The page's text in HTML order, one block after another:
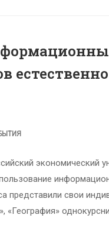
экономический
представили свои
«География»